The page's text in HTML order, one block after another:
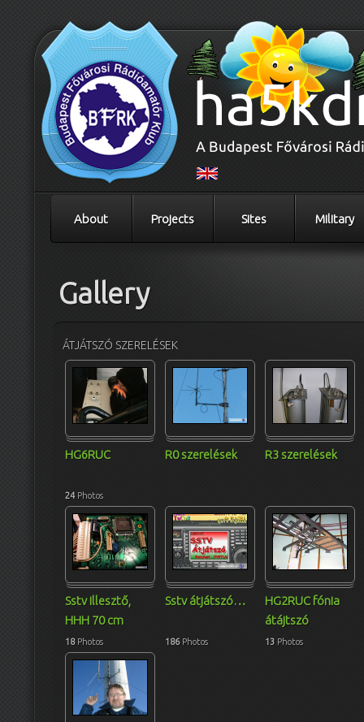
About Projects Sites Military
Gallery
ÁTJÁTSZÓ SZERELÉSEK
HG6RUC
24Photos
R0 szerelések R3 szerelések
Sstv illesztő,
HHH 70 cm
18Photos
Sstv átjátszó…
186Photos
HG2RUC fónia
átájtszó
13 Photos